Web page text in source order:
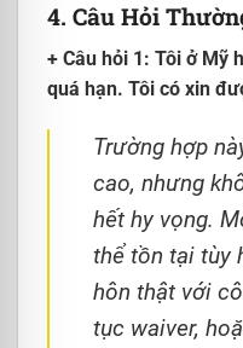
4. Câu Hỏi
+ Câu hỏi 1: Tôi ở Mỹ
quá hạn. Tôi có xin
Trường hợp
cao, nhưng
hết hy vọng.
thể tồn tại tùy
hôn thật với
tục waiver,